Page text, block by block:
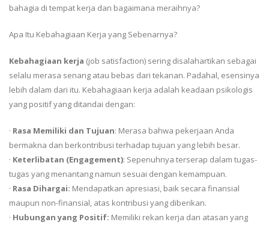
bahagia di tempat kerja dan bagaimana meraihnya?
Apa Itu Kebahagiaan Kerja yang Sebenarnya?
Kebahagiaan kerja (job satisfaction) sering disalahartikan sebagai
selalu merasa senang atau bebas dari tekanan. Padahal, esensinya
lebih dalam dari itu. Kebahagiaan kerja adalah keadaan psikologis
yang positif yang ditandai dengan:
· Rasa Memiliki dan Tujuan: Merasa bahwa pekerjaan Anda
bermakna dan berkontribusi terhadap tujuan yang lebih besar.
· Keterlibatan (Engagement): Sepenuhnya terserap dalam tugas-
tugas yang menantang namun sesuai dengan kemampuan.
· Rasa Dihargai: Mendapatkan apresiasi, baik secara finansial
maupun non-finansial, atas kontribusi yang diberikan.
· Hubungan yang Positif: Memiliki rekan kerja dan atasan yang